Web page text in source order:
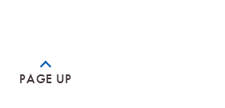
PAGE UP